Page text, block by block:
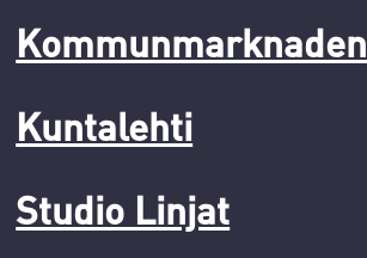
Kommunmarknaden
Kuntalehti
Studio Linjat